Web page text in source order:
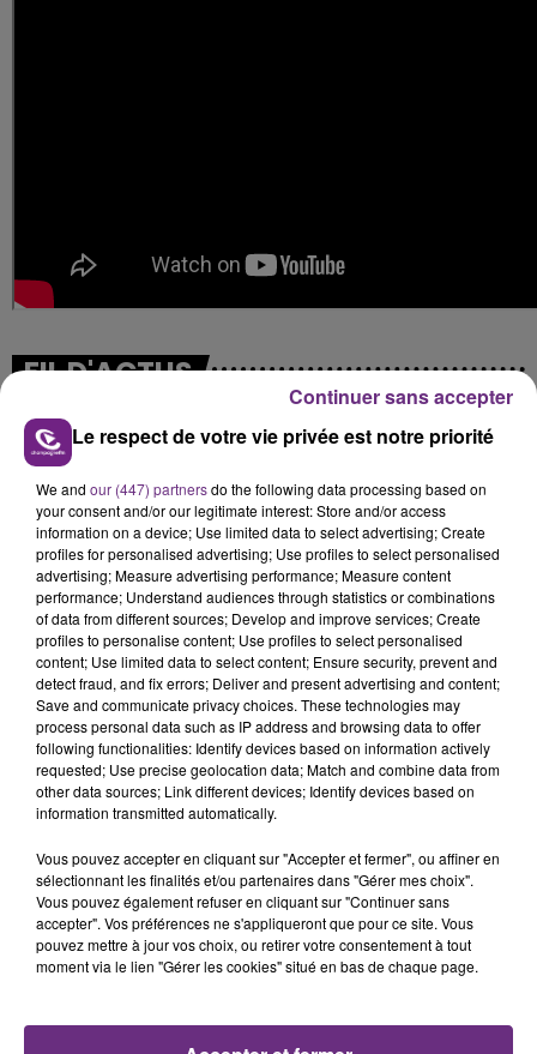
FIL D'ACTUS
LA CENTRALE NUCLÉAIRE DE CHOOZ
TOUJOURS À L'ARRÊT
Cela fait déjà une semaine que la centrale
nucléaire ardennaise est à l'arrêt. Une situation
justifiée par la sécheresse intense qui est toujours
présente.
LE MAGASIN JOUÉCLUB DE REIMS FERME
SES PORTES
fermer ses portes.
Le respect de votre vie privée est notre priorité
We and our (447) partnersdo the following data processing based on
your consent and/or our legitimate interest: Store and/or access
information on a device; Use limited data to select advertising; Create
profiles for personalised advertising; Use profiles to select personalised
advertising; Measure advertising performance; Measure content
performance; Understand audiences through statistics or combinations
of data from different sources; Develop and improve services; Create
profiles to personalise content; Use profiles to select personalised
content; Use limited data to select content; Ensure security, prevent and
detect fraud, and fix errors; Deliver and present advertising and content;
Save and communicate privacy choices. These technologies may
process personal data such as IP address and browsing data to offer
following functionalities: Identify devices based on information actively
requested; Use precise geolocation data; Match and combine data from
other data sources; Link different devices; Identify devices based on
information transmitted automatically.
Vous pouvez accepter en cliquant sur "Accepter et fermer", ou affiner en
sélectionnant les finalités et/ou partenaires dans "Gérer mes choix".
Vous pouvez également refuser en cliquant sur "Continuer sans
accepter". Vos préférences ne s'appliqueront que pour ce site. Vous
pouvez mettre à jour vos choix, ou retirer votre consentement à tout
moment via le lien "Gérer les cookies" situé en bas de chaque page.
Continuer sans accepter